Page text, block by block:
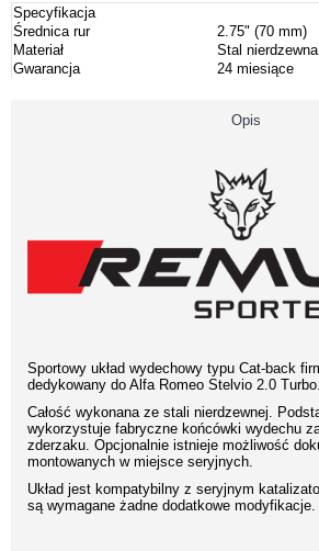
Specyfikacja
Średnica rur
2.75" (70 mm)
Materiał
Stal nierdzewna
Gwarancja
24 miesiące
Opis
Sportowy układ wydechowy typu Cat-back
dedykowany do Alfa Romeo Stelvio 2.0 Turbo.
Całość wykonana ze stali nierdzewnej.
wykorzystuje fabryczne końcówki wydechu
zderzaku. Opcjonalnie istnieje możliwość
montowanych w miejsce seryjnych.
Układ jest kompatybilny z seryjnym
są wymagane żadne dodatkowe modyfikacje.